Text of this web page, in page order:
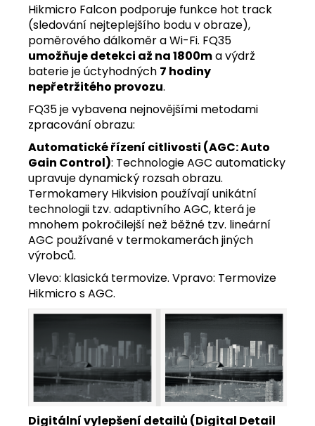
Hikmicro Falcon podporuje funkce hot track
(sledování nejteplejšího bodu v obraze),
poměrového dálkoměr a Wi-Fi. FQ35
umožňuje detekci až na 1800ma výdrž
baterie je úctyhodných 7 hodiny
nepřetržitého provozu.
FQ35 je vybavena nejnovějšími metodami
zpracování obrazu:
Automatické řízení citlivosti (AGC: Auto
Gain Control): Technologie AGC automaticky
upravuje dynamický rozsah obrazu.
Termokamery Hikvision používají unikátní
technologii tzv. adaptivního AGC, která je
mnohem pokročilejší než běžné tzv. lineární
AGC používané v termokamerách jiných
výrobců.
Vlevo: klasická termovize. Vpravo: Termovize
Hikmicro s AGC.
Digitální vylepšení detailů (Digital Detail